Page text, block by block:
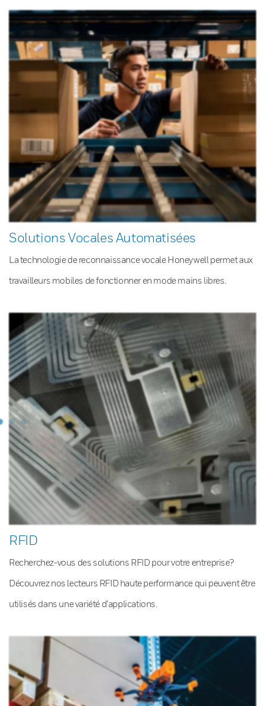
Solutions Vocales Automatisées
La technologie de reconnaissance vocale Honeywell permet aux
travailleurs mobiles de fonctionner en mode mains libres.
RFID
Recherchez-vous des solutions RFID pour votre entreprise?
Découvrez nos lecteurs RFID haute performance qui peuvent être
utilisés dans une variété d’applications.